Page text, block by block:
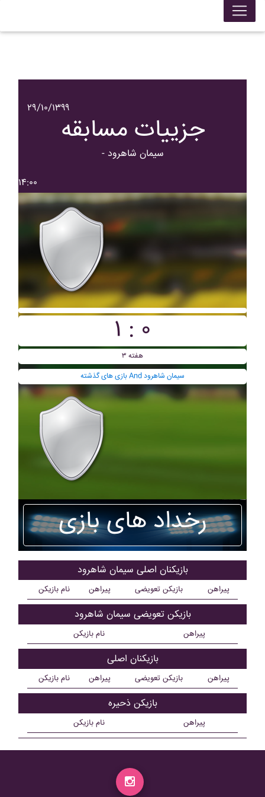
۲۹/۱۰/۱۳۹۹
جزییات مسابقه
- سيمان شاهرود
۱۴:۰۰
۱ : ۰
هفته ۳
بازی های گذشته And سيمان شاهرود
رخداد های بازی
بازیکنان اصلی سيمان شاهرود
نام بازیکن پیراهن بازیکن تعویضی پیراهن
بازیکن تعویضی سيمان شاهرود
نام بازیکن پیراهن
بازیکنان اصلی
نام بازیکن پیراهن بازیکن تعویضی پیراهن
بازیکن ذحیره
نام بازیکن پیراهن